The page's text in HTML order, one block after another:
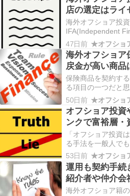
い人ほど物事を単
生命保険、色々な
く、とても複雑…
店の選定はライ
タッフがいるの
海外オフショア投
IFA(Independent
規代理店が契約か
なる。 それは何故
は自社で直接クラ
からである。 IFA
47日前
海外オフショア
戻金が高い商品
商品は損金算入
層や法人向けの
保険商品を契約す
る項目の一つだと
貯蓄性があまりな
と言えど、解約返
損益分岐点を迎え
んどだ。 海外オフ
合、契約か…
50日前
オフショア投資
ンクで富裕層・
一般人も実践
ト！
「オフショア投資
る手法を一般人で
産家が利用してい
して一般人にも開
いたりする事もあ
の真偽に迫ってみ
ライベー…
53日前
運用も契約手続
紹介者や仲介会
る正規代理店
海外オフショア籍